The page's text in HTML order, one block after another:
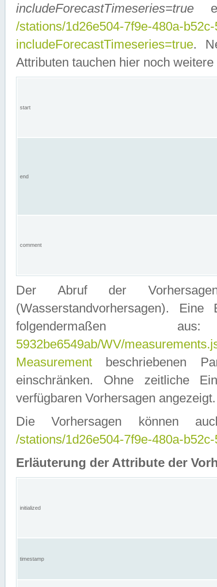
includeForecastTimeseries=true
/stations/1d26e504-7f9e-480a-
includeForecastTimeseries=true.
Attributen tauchen hier noch weitere
start
end
comment
Der Abruf der
(Wasserstandvorhersagen).
folgendermaßen
5932be6549ab/WV/
Measurement beschriebenen
einschränken. Ohne zeitliche
verfügbaren Vorhersagen angezeigt.
Die Vorhersagen können
/stations/1d26e504-7f9e-480a-
Erläuterung der Attribute der
initialized
timestamp